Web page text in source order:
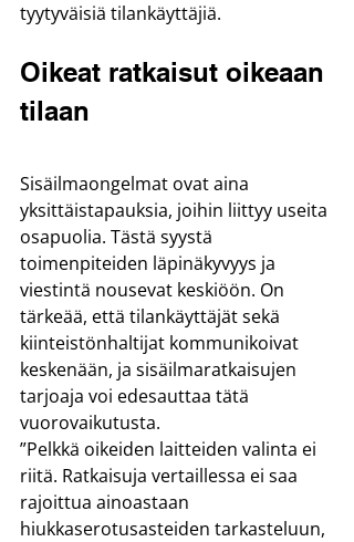
tyytyväisiä tilankäyttäjiä.
Oikeat ratkaisut oikeaan
tilaan
Sisäilmaongelmat ovat aina
yksittäistapauksia, joihin liittyy useita
osapuolia. Tästä syystä
toimenpiteiden läpinäkyvyys ja
viestintä nousevat keskiöön. On
tärkeää, että tilankäyttäjät sekä
kiinteistönhaltijat kommunikoivat
keskenään, ja sisäilmaratkaisujen
tarjoaja voi edesauttaa tätä
vuorovaikutusta.
”Pelkkä oikeiden laitteiden valinta ei
riitä. Ratkaisuja vertaillessa ei saa
rajoittua ainoastaan
hiukkaserotusasteiden tarkasteluun,